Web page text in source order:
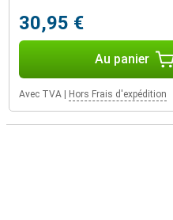
30,95 €
Au panier
Avec TVA Hors Frais d'expédition